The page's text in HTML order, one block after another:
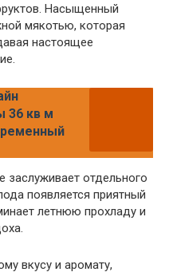
Насыщенный
мякотью, которая
настоящее
36 кв м
отдельного
появляется приятный
летнюю прохладу и
вкусу и аромату,